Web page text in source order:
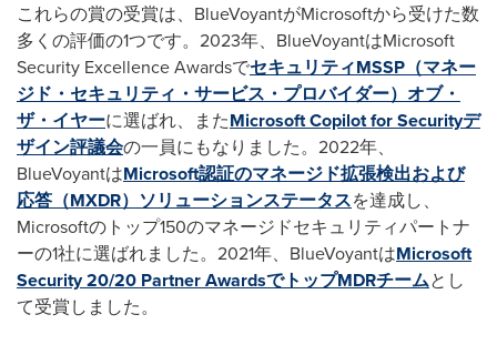
これらの賞の受賞は、BlueVoyantがMicrosoftから受けた数
多くの評価の1つです。2023年、BlueVoyantはMicrosoft
Security Excellence AwardsでセキュリティMSSP（マネー
ジド・セキュリティ・サービス・プロバイダー）オブ・
ザ・イヤーに選ばれ、またMicrosoft Copilot for Securityデ
ザイン評議会の一員にもなりました。2022年、
BlueVoyantはMicrosoft認証のマネージド拡張検出および
応答（MXDR）ソリューションステータスを達成し、
Microsoftのトップ150のマネージドセキュリティパートナ
ーの1社に選ばれました。2021年、BlueVoyantはMicrosoft
Security 20/20 Partner AwardsでトップMDRチームとし
て受賞しました。